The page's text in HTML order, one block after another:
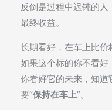
反倒是过程中迟钝的
最终收益。
长期看好，在车上比价
如果这个标的你不看
你看好它的未来，知
要“保持在车上”。